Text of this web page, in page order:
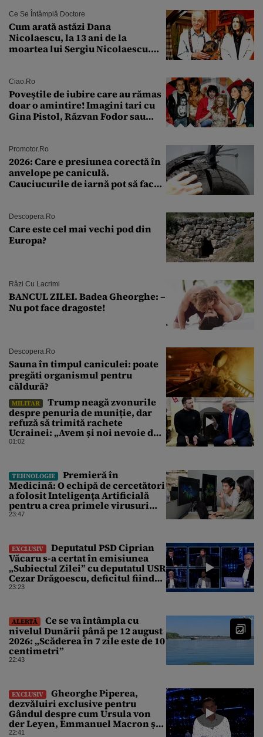
Ce Se Întâmplă Doctore
Cum arată astăzi Dana
Nicolaescu, la 13 ani de la
moartea lui Sergiu Nicolaescu.
Ciao.ro
Poveştile de iubire care au rămas
doar o amintire! Imagini tari cu
Gina Pistol, Răzvan Fodor sau
Promotor.ro
2026: Care e presiunea corectă în
anvelope pe caniculă.
Cauciucurile de iarnă pot să facă
Descopera.ro
Care este cel mai vechi pod din
Europa?
Râzi Cu Lacrimi
BANCUL ZILEI. Badea Gheorghe: –
Nu pot face dragoste!
Descopera.ro
Sauna în timpul caniculei: poate
pregăti organismul pentru
căldură?
MILITAR
Trump neagă zvonurile
despre penuria de muniție, dar
refuză să trimită rachete
Ucrainei: „Avem și noi nevoie de
rachete”
01:02
TEHNOLOGIE
Premieră în
Medicină: O echipă de cercetători
a folosit Inteligența Artificială
pentru a crea primele virusuri
sintetice la tratarea de E.coli
23:47
EXCLUSIV
Deputatul PSD Ciprian
Văcaru s-a certat în emisiunea
„Subiectul Zilei” cu deputatul USR
Cezar Drăgoescu, deficitul fiind
motivul scandalului
23:23
ALERTĂ
Ce se va întâmpla cu
nivelul Dunării până pe 12 august
2026: „Scăderea în 7 zile este de 10
centimetri”
22:43
EXCLUSIV
Gheorghe Piperea,
dezvăluiri exclusive pentru
Gândul despre cum Ursula von
der Leyen, Emmanuel Macron și
Zelenski plănuiesc pe Signal să îl
22:41